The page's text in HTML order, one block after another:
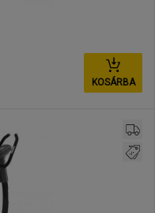
KOSÁRBA